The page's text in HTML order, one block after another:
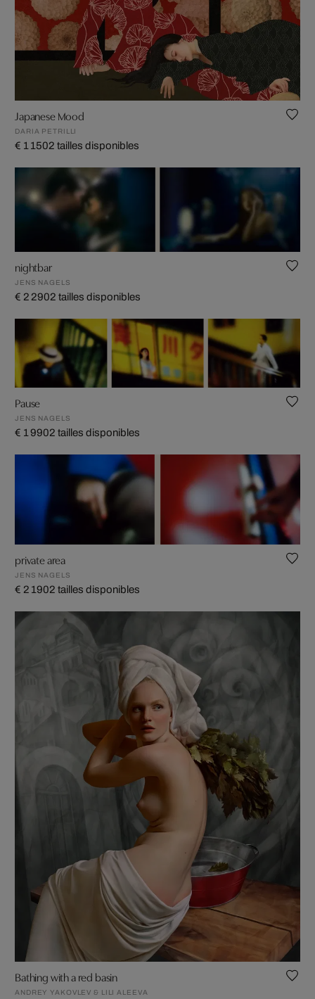
Japanese Mood
DARIA PETRILLI
€ 1 1502 tailles disponibles
nightbar
JENS NAGELS
€ 2 2902 tailles disponibles
Pause
JENS NAGELS
€ 1 9902 tailles disponibles
private area
JENS NAGELS
€ 2 1902 tailles disponibles
Bathing with a red basin
ANDREY YAKOVLEV & LILI ALEEVA